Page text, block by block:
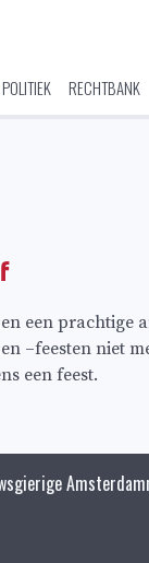
POLITIEK RECHTBANK
een
–feesten niet
een feest.